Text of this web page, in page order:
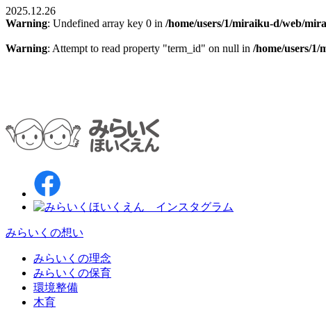
2025.12.26
Warning: Undefined array key 0 in /home/users/1/miraiku-d/web/
Warning: Attempt to read property "term_id" on null in /home/users/
みらいくの想い
みらいくの理念
みらいくの保育
環境整備
木育